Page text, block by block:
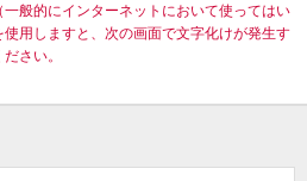
般的にインターネットにおいて使ってはい
用しますと、次の画面で文字化けが発生す
さい。